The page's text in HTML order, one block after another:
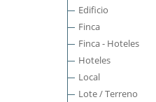
Edificio
Finca
Finca - Hoteles
Hoteles
Local
Lote / Terreno